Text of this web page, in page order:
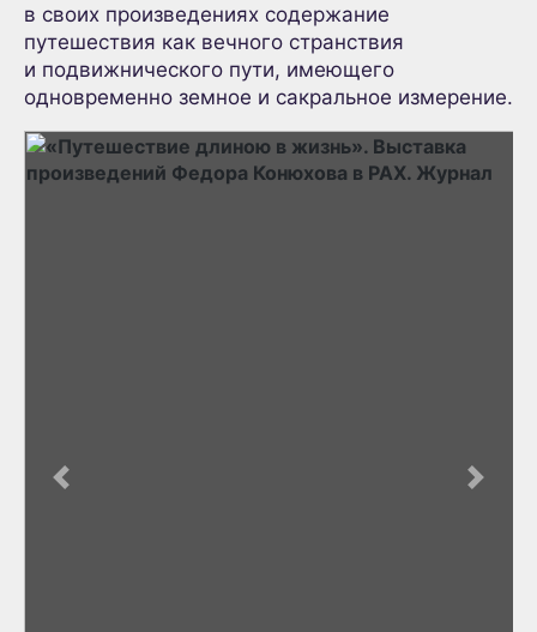
в своих произведениях содержание
путешествия как вечного странствия
и подвижнического пути, имеющего
одновременно земное и сакральное измерение.
Previous Next